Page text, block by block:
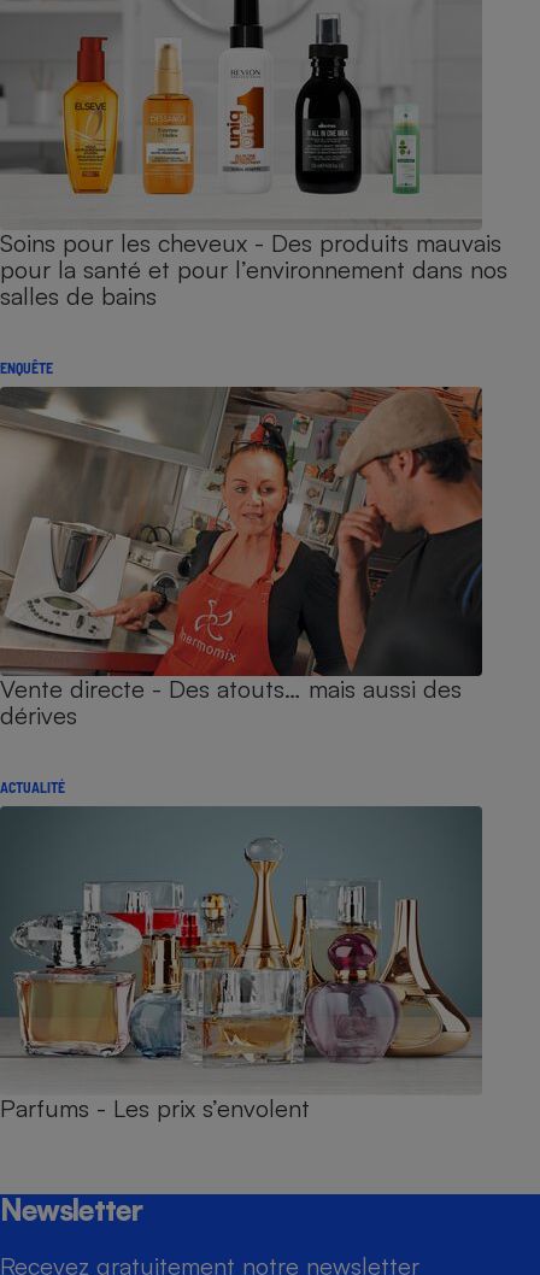
Soins pour les cheveux - Des produits mauvais
pour la santé et pour l’environnement dans nos
salles de bains
ENQUÊTE
Vente directe - Des atouts… mais aussi des
dérives
ACTUALITÉ
Parfums - Les prix s’envolent
Newsletter
Recevez gratuitement notre newsletter